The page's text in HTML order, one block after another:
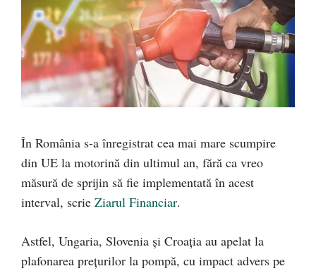
În România s-a înregistrat cea mai mare scumpire
din UE la motorină din ultimul an, fără ca vreo
măsură de sprijin să fie implementată în acest
interval, scrie Ziarul Financiar.
Astfel, Ungaria, Slovenia şi Croaţia au apelat la
plafonarea preţurilor la pompă, cu impact advers pe